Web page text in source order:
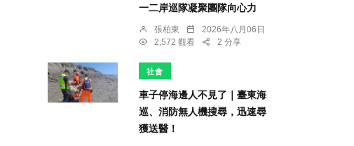
一二岸巡隊凝聚團隊向心力
張柏東
2026年八月06日
2,572 觀看
2 分享
社會
車子停海邊人不見了｜臺東海
巡、消防無人機搜尋，迅速尋
獲送醫！